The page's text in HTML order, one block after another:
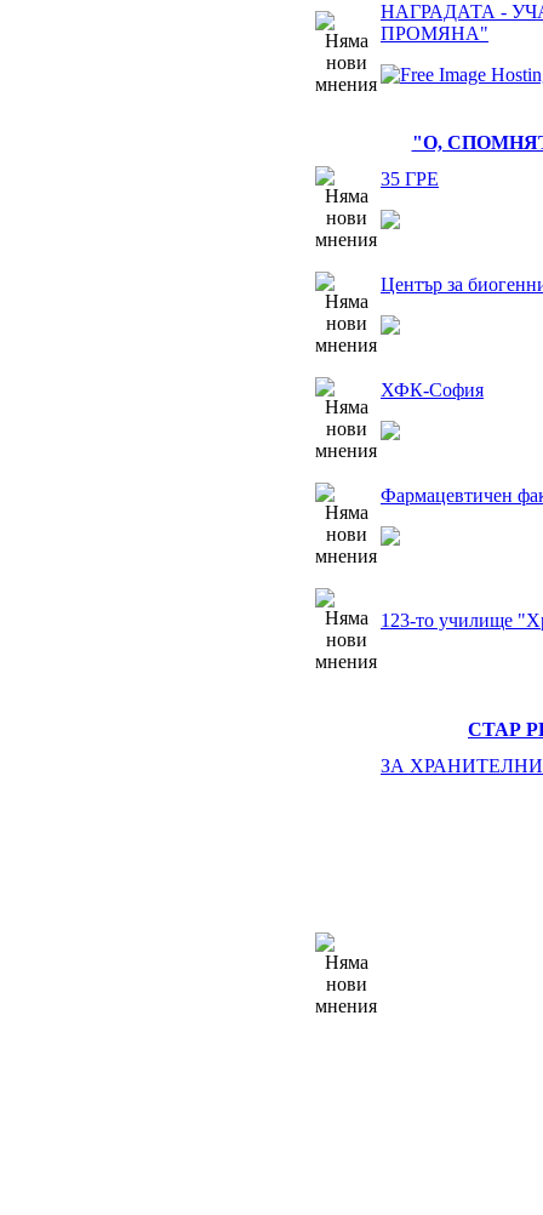
НАГРАДАТА -
ПРОМЯНА"
"О,
35 ГРЕ
Център за
ХФК-София
Фармацевтичен
123-то училище
СТАР
ЗА